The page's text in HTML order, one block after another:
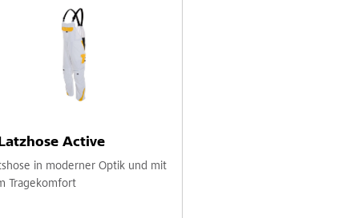
Active
in moderner Optik und mit
Tragekomfort